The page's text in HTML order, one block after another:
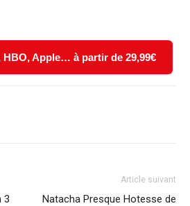
HBO, Apple… à partir de 29,99€
3
Article suivant
Natacha Presque Hotesse de